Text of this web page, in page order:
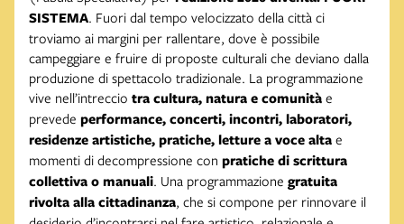
SISTEMA. Fuori dal tempo velocizzato della città ci
troviamo ai margini per rallentare, dove è possibile
campeggiare e fruire di proposte culturali che deviano dalla
produzione di spettacolo tradizionale. La programmazione
vive nell’intreccio tra cultura, natura e comunità e
prevede performance, concerti, incontri, laboratori,
residenze artistiche, pratiche, letture a voce alta e
momenti di decompressione con pratiche di scrittura
collettiva o manuali. Una programmazione gratuita
rivolta alla cittadinanza, che si compone per rinnovare il